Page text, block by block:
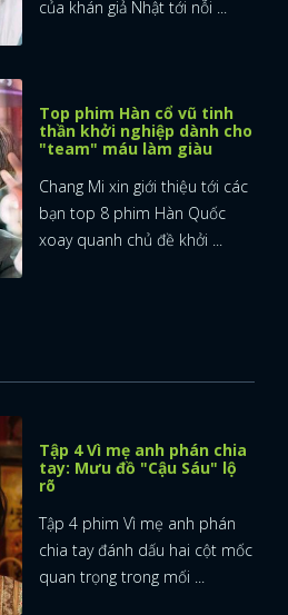
của khán giả Nhật tới nỗi ...
Top phim Hàn cổ vũ tinh
thần khởi nghiệp dành cho
"team" máu làm giàu
Chang Mi xin giới thiệu tới các
bạn top 8 phim Hàn Quốc
xoay quanh chủ đề khởi ...
Tập 4 Vì mẹ anh phán chia
tay: Mưu đồ "Cậu Sáu" lộ
rõ
Tập 4 phim Vì mẹ anh phán
chia tay đánh dấu hai cột mốc
quan trọng trong mối ...